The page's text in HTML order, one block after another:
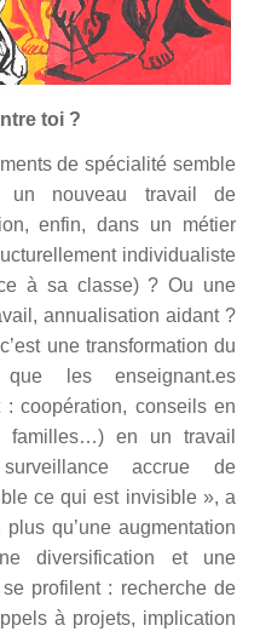
toi ?
de spécialité semble
un nouveau travail de
enfin, dans un métier
individualiste
à sa classe)? Ou une
annualisation aidant?
une transformation du
les enseignant.es
: coopération, conseils en
familles…) en un travail
surveillance accrue de
ce qui est invisible »,a
plus qu’une augmentation
diversification et une
profilent: recherche de
à projets, implication